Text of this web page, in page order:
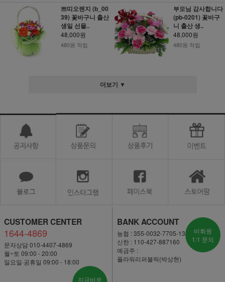
쁘띠오렌지 (b_00
39) 꽃바구니 출산
생일 선물..
48,000원
480원 적립
부모님 감사합니다
(pb-0201) 꽃바구
니 출산 생..
48,000원
480원 적립
더보기 ▼
CUSTOMER CENTER
1644-4869
문자상담 010-4407-4869
월~토 09:00 - 20:00
일요일·공휴일 09:00 - 18:00
지금바로
BANK ACCOUNT
농협 : 355-0032-7705-13
신한 : 110-427-887160
예금주 :
플라워리퍼블릭(박상현)
비회원
1:1 문의